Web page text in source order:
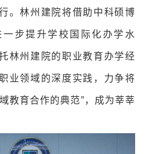
。林州建院将借助中科硕博
步提升学校国际化办学水
林州建院的职业教育办学经
业领域的深度实践，力争将
教育合作的典范”，成为莘莘